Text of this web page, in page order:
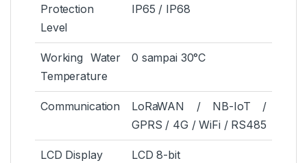
Protection
Level
IP65 / IP68
Working Water
Temperature
0 sampai 30°C
Communication
LoRaWAN / NB-IoT /
GPRS / 4G / WiFi / RS485
LCD Display LCD 8-bit